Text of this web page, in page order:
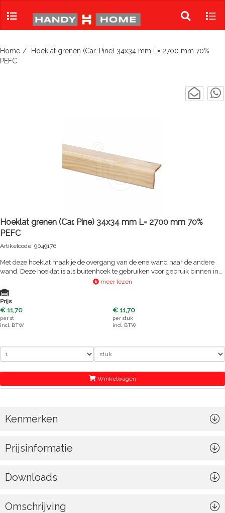
Toggle
search
Home
Hoeklat grenen (Car. Pine) 34x34 mm L= 2700 mm 70%
PEFC
Hoeklat grenen (Car. Pine) 34x34 mm L= 2700 mm 70%
PEFC
Artikelcode: 9049176
Met deze hoeklat maak je de overgang van de ene wand naar de andere
wand. Deze hoeklat is als buitenhoek te gebruiken voor gebruik binnen in
huis. Bevestig de houten lijst met koploze spijkertjes, nietjes of montagekit.
We adviseren je om de hoeklat voor montage al 1 maal te gronden. Na
montage kun je aflakken in de gewenste kleur. Of kies voor een geheel
andere afwerking na montage, bijvoorbeeld blank lakken zodat het hout
zichtbaar blijft. Het hout is PEFC gecertificeerd en daarmee afkomstig uit
duurzaam beheerde bossen.
meer lezen
Prijs
€ 11,70
per st
incl. BTW
€ 11,70
per stuk
incl. BTW
Winkelwagen
Kenmerken
Prijsinformatie
Downloads
Omschrijving